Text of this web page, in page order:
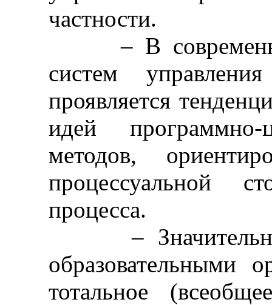
частности.
– В
систем
проявляется
идей
методов,
процессуальной
процесса.
– Значительное
образовательными
тотальное